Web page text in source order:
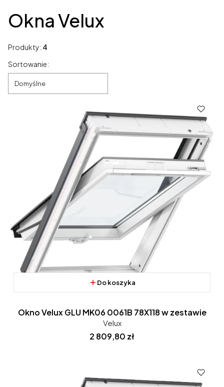
Okna Velux
Produkty: 4
Lista produktów
Sortowanie:
Domyślne
Do koszyka
Okno Velux GLU MK06 0061B 78X118 w zestawie
Velux
Cena
2 809,80 zł